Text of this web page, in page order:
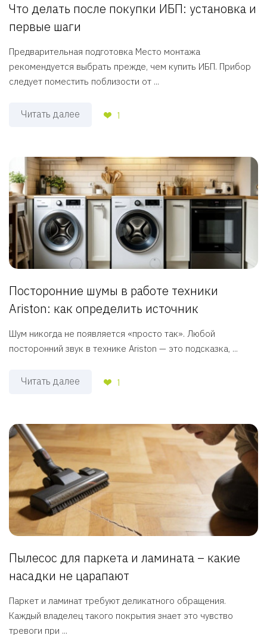
Что делать после покупки ИБП: установка и
первые шаги
Предварительная подготовка Место монтажа
рекомендуется выбрать прежде, чем купить ИБП. Прибор
следует поместить поблизости от ...
Читать далее 1
Посторонние шумы в работе техники
Ariston: как определить источник
Шум никогда не появляется «просто так». Любой
посторонний звук в технике Ariston — это подсказка, ...
Читать далее 1
Пылесос для паркета и ламината – какие
насадки не царапают
Паркет и ламинат требуют деликатного обращения.
Каждый владелец такого покрытия знает это чувство
тревоги при ...